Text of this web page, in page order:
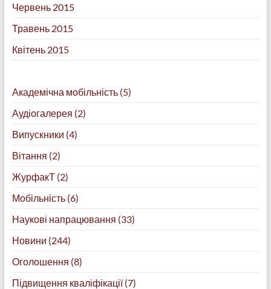
Червень 2015
Травень 2015
Квітень 2015
Академічна мобільність(5)
Аудіогалерея (2)
Випускники (4)
Вітання (2)
ЖурфакТ(2)
Мобільність(6)
Наукові напрацювання (33)
Новини (244)
Оголошення (8)
Підвищення кваліфікації(7)